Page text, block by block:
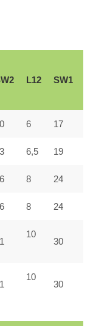
L12 SW1
6 17
6,5 19
8 24
8 24
10
30
10
30